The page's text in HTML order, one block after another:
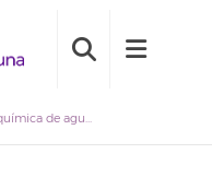
Convocatoria Calidad físico- química de aguas y lodos (2025BDE050)